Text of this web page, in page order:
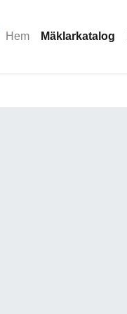
Hem Mäklarkatalog